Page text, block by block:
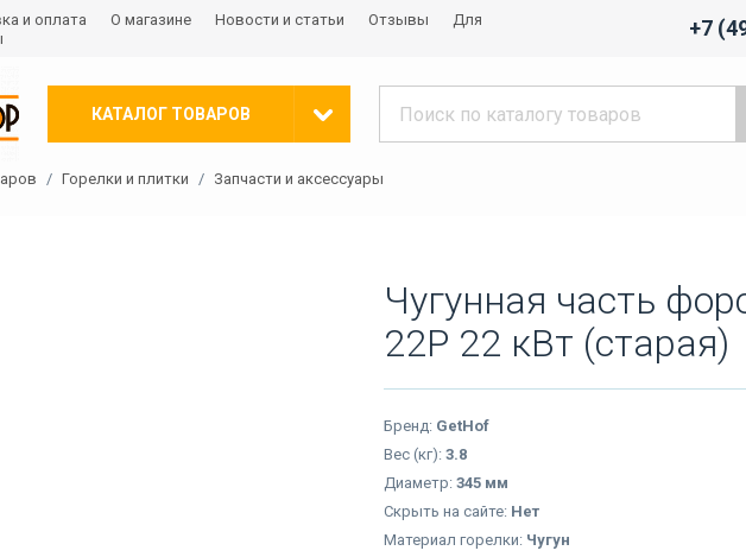
и оплата О магазине Новости и статьи Отзывы
Для
+7
КАТАЛОГ ТОВАРОВ
Горелки и плитки Запчасти и аксессуары
Чугунная часть
22P 22 кВт (старая)
Бренд: GetHof
Вес (кг): 3.8
Диаметр: 345 мм
Скрыть на сайте: Нет
Материал горелки: Чугун